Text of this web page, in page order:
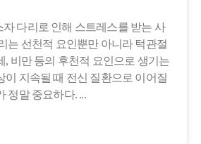
다리로 인해 스트레스를 받는 사
는 선천적 요인뿐만 아니라 턱관절
, 비만 등의 후천적 요인으로 생기는
이 지속될 때 전신 질환으로 이어질
정말 중요하다. ...